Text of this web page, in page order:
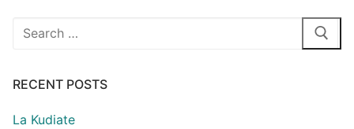
Search
RECENT POSTS
La Kudiate